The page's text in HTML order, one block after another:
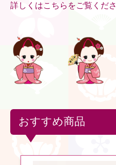
詳しくはこちらをご覧くだ
おすすめ商品